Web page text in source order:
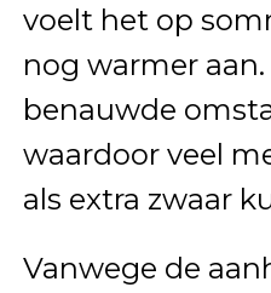
voelt het op
nog warmer
benauwde
waardoor veel
als extra zwaar
Vanwege de